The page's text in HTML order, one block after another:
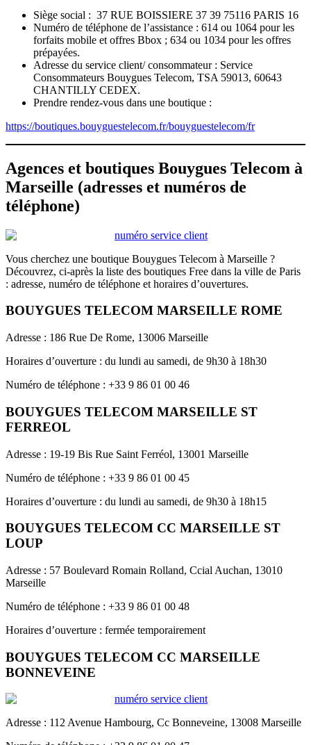
Siège social : 37 RUE BOISSIERE 37 39 75116 PARIS 16
Numéro de téléphone de l’assistance : 614 ou 1064 pour les
forfaits mobile et offres Bbox ; 634 ou 1034 pour les offres
prépayées.
Adresse du service client/ consommateur : Service
Consommateurs Bouygues Telecom, TSA 59013, 60643
CHANTILLY CEDEX.
Prendre rendez-vous dans une boutique :
https://boutiques.bouyguestelecom.fr/bouyguestelecom/fr
Agences et boutiques Bouygues Telecom à
Marseille (adresses et numéros de
téléphone)
Vous cherchez une boutique Bouygues Telecom à Marseille ?
Découvrez, ci-après la liste des boutiques Free dans la ville de Paris
: adresse, numéro de téléphone et horaires d’ouvertures.
BOUYGUES TELECOM MARSEILLE ROME
Adresse : 186 Rue De Rome, 13006 Marseille
Horaires d’ouverture : du lundi au samedi, de 9h30 à 18h30
Numéro de téléphone : +33 9 86 01 00 46
BOUYGUES TELECOM MARSEILLE ST
FERREOL
Adresse : 19-19 Bis Rue Saint Ferréol, 13001 Marseille
Numéro de téléphone : +33 9 86 01 00 45
Horaires d’ouverture : du lundi au samedi, de 9h30 à 18h15
BOUYGUES TELECOM CC MARSEILLE ST
LOUP
Adresse : 57 Boulevard Romain Rolland, Ccial Auchan, 13010
Marseille
Numéro de téléphone : +33 9 86 01 00 48
Horaires d’ouverture : fermée temporairement
BOUYGUES TELECOM CC MARSEILLE
BONNEVEINE
Adresse : 112 Avenue Hambourg, Cc Bonneveine, 13008 Marseille